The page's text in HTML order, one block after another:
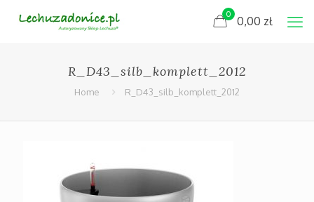
0 0,00 zł
R_D43_silb_komplett_2012
Home R_D43_silb_komplett_2012